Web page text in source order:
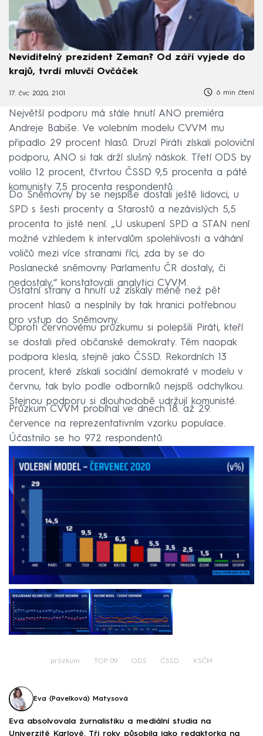
Neviditelný prezident Zeman? Od září vyjede do
krajů, tvrdí mluvčí Ovčáček
17. čvc 2020, 21:01 6 min čtení
Největší podporu má stále hnutí ANO premiéra
Andreje Babiše. Ve volebním modelu CVVM mu
připadlo 29 procent hlasů. Druzí Piráti získali poloviční
podporu, ANO si tak drží slušný náskok. Třetí ODS by
volilo 12 procent, čtvrtou ČSSD 9,5 procenta a páté
komunisty 7,5 procenta respondentů.
Do Sněmovny by se nejspíše dostali ještě lidovci, u
SPD s šesti procenty a Starostů a nezávislých 5,5
procenta to jisté není. „U uskupení SPD a STAN není
možné vzhledem k intervalům spolehlivosti a váhání
voličů mezi více stranami říci, zda by se do
Poslanecké sněmovny Parlamentu ČR dostaly, či
nedostaly,“ konstatovali analytici CVVM.
Ostatní strany a hnutí už získaly méně než pět
procent hlasů a nesplnily by tak hranici potřebnou
pro vstup do Sněmovny.
Oproti červnovému průzkumu si polepšili Piráti, kteří
se dostali před občanské demokraty. Těm naopak
podpora klesla, stejně jako ČSSD. Rekordních 13
procent, které získali sociální demokraté v modelu v
červnu, tak bylo podle odborníků nejspíš odchylkou.
Stejnou podporu si dlouhodobě udržují komunisté.
Průzkum CVVM probíhal ve dnech 18. až 29.
července na reprezentativním vzorku populace.
Účastnilo se ho 972 respondentů.
průzkum TOP 09 ODS ČSSD KSČM
Eva (Pavelková) Matysová
Eva absolvovala žurnalistiku a mediální studia na
Univerzitě Karlově. Tři roky působila jako redaktorka na